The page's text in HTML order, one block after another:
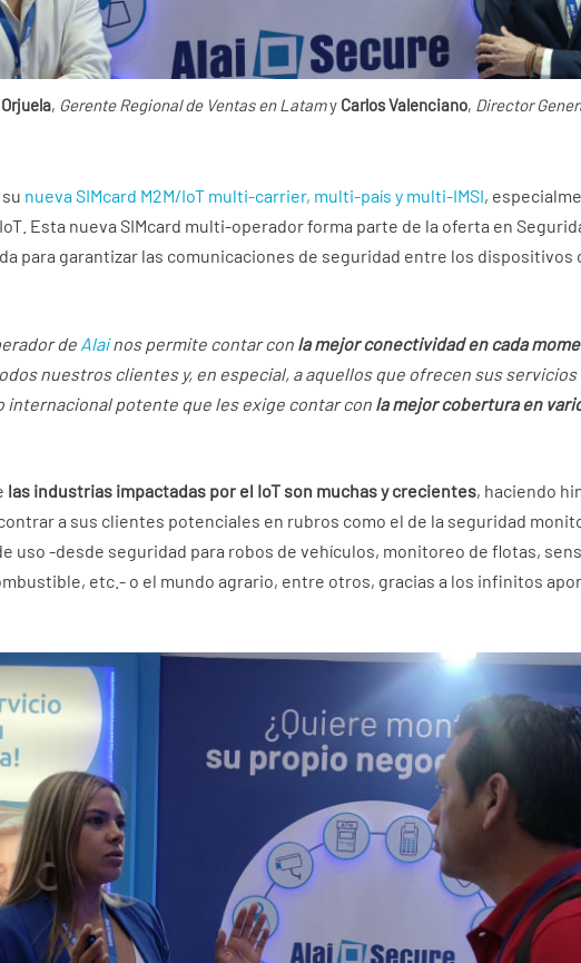
, Gerente Regional de Ventas en Latamy Carlos Valenciano, Director
nueva SIMcard M2M/IoT multi-carrier, multi-país y multi-IMSI,
Esta nueva SIMcard multi-operador forma parte de la oferta en
para garantizar las comunicaciones de seguridad entre los dispositivos
de Alainos permite contar con la mejor conectividad en cada
nuestros clientes y, en especial, a aquellos que ofrecen sus
internacional potente que les exige contar con la mejor cobertura en
las industrias impactadas por el IoT son muchas y crecientes, haciendo
a sus clientes potenciales en rubros como el de la seguridad
uso -desde seguridad para robos de vehículos, monitoreo de flotas,
etc.- o el mundo agrario, entre otros, gracias a los infinitos